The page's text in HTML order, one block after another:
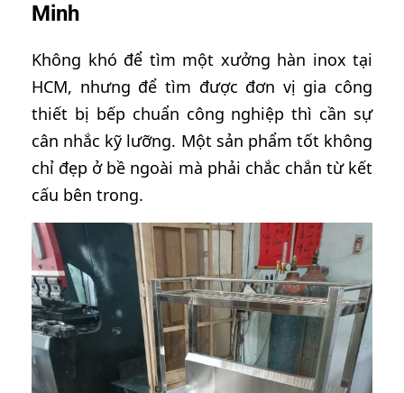
Minh
Không khó để tìm một xưởng hàn inox tại
HCM, nhưng để tìm được đơn vị gia công
thiết bị bếp chuẩn công nghiệp thì cần sự
cân nhắc kỹ lưỡng. Một sản phẩm tốt không
chỉ đẹp ở bề ngoài mà phải chắc chắn từ kết
cấu bên trong.